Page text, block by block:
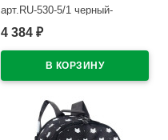
арт.RU-530-5/1 черный-
фосфорный 32х45х23 см
4 384 ₽